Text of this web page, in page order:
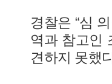
경찰은 “심
역과 참고인
견하지 못했